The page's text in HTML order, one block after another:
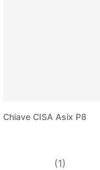
Chiave CISA Asix P8
(1)